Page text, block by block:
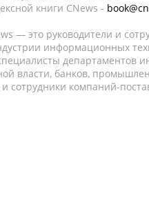
книги CNews -
— это руководители и
информационных
департаментов
власти, банков,
и сотрудники компаний-